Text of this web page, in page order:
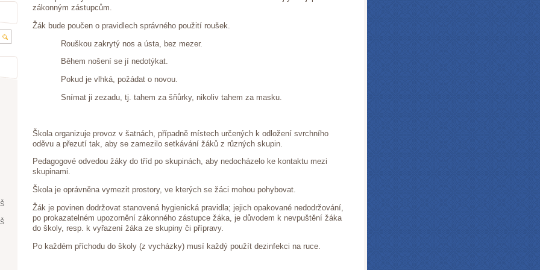
zákonným zástupcům.
Žák bude poučen o pravidlech správného použití roušek.
Rouškou zakrytý nos a ústa, bez mezer.
Během nošení se jí nedotýkat.
Pokud je vlhká, požádat o novou.
Snímat ji zezadu, tj. tahem za šňůrky, nikoliv tahem za masku.
Škola organizuje provoz v šatnách, případně místech určených k odložení svrchního
oděvu a přezutí tak, aby se zamezilo setkávání žáků z různých skupin.
Pedagogové odvedou žáky do tříd po skupinách, aby nedocházelo ke kontaktu mezi
skupinami.
Škola je oprávněna vymezit prostory, ve kterých se žáci mohou pohybovat.
Žák je povinen dodržovat stanovená hygienická pravidla; jejich opakované nedodržování,
po prokazatelném upozornění zákonného zástupce žáka, je důvodem k nevpuštění žáka
do školy, resp. k vyřazení žáka ze skupiny či přípravy.
Po každém příchodu do školy (z vycházky) musí každý použít dezinfekci na ruce.